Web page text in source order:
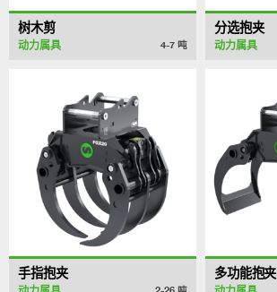
树木剪
动力属具 4-7 吨
分选抱夹
动力属具
手指抱夹
2-26 吨
多功能抱夹